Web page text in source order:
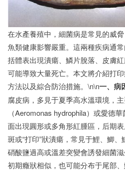
在水產養殖中，細菌病是常見的威
魚類健康影響嚴重。這兩種疾病通
括體表出現潰瘍、鱗片脫落、皮膚
可能導致大量死亡。本文將介紹打
方法以及綜合防治措施。\n\n一、病
腐皮病，多見于夏季高水溫環境，
（Aeromonas hydrophila）或愛德
面出現圓形或多角形紅腫區，后期
斑或“打印”狀潰瘍，常見于鯉、鯽
硝酸鹽過高或溫差突變會誘發細菌
初期癥狀相似，也可能分布于尾部